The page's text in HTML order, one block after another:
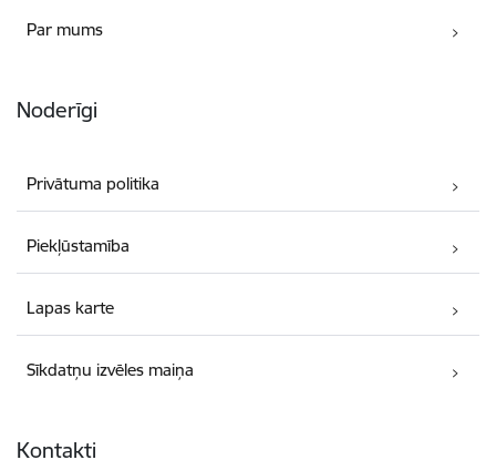
Par mums
Noderīgi
Privātuma politika
Piekļūstamība
Lapas karte
Sīkdatņu izvēles maiņa
Kontakti